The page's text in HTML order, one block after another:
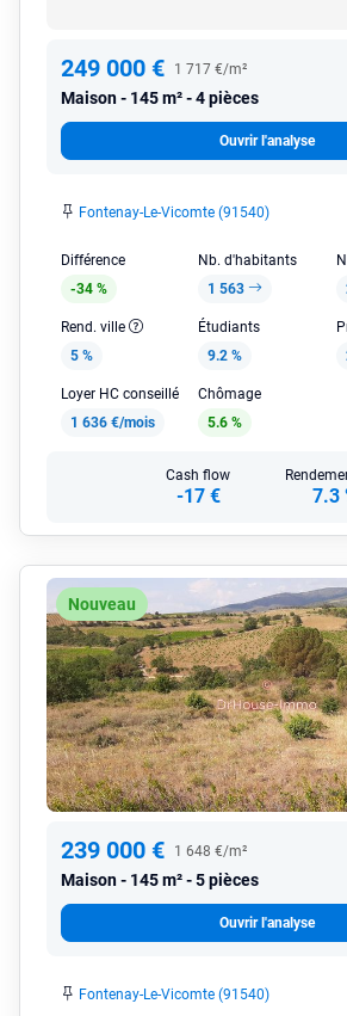
249 000 € 1 717 €/m²
Maison 145 m² - 4 pièces
Ouvrir l'analyse
Fontenay-Le-Vicomte (91540)
Différence
-34 %
Nb. d'habitants
1 563
Rend. ville
5 %
Étudiants
9.2 %
Loyer HC conseillé
1 636 €/mois
Chômage
5.6 %
Cash flow
-17 € 7.3
Nouveau
239 000 € 1 648 €/m²
Maison 145 m² - 5 pièces
Ouvrir l'analyse
Fontenay-Le-Vicomte (91540)